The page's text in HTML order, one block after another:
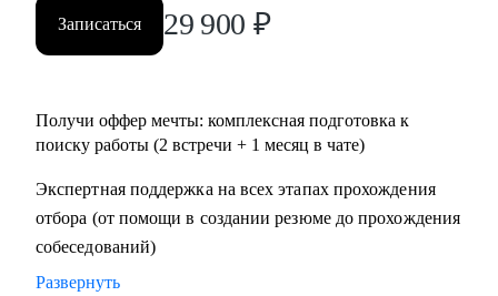
• Всем IT-специалистам, которые хотят релоцироваться в
Испанию и работать удаленно
Записаться 29 900 ₽
Получи оффер мечты: комплексная подготовка к
поиску работы (2 встречи + 1 месяц в чате)
Экспертная поддержка на всех этапах прохождения
отбора (от помощи в создании резюме до прохождения
собеседований)
Развернуть